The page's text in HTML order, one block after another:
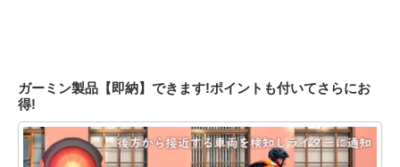
ガーミン製品【即納】できます!ポイントも付いてさらにお
得!